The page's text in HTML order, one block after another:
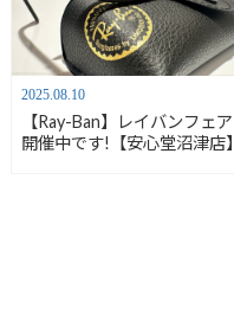
2025.08.10
【Ray-Ban】レイバンフェア
開催中です!【安心堂沼津店】